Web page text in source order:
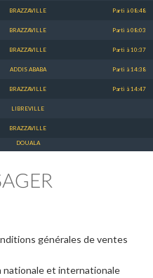
BRAZZAVILLE Parti à 08:48
BRAZZAVILLE Parti à 08:03
BRAZZAVILLE Parti à 10:37
ADDIS ABABA Parti à 14:38
BRAZZAVILLE Parti à 14:47
LIBREVILLE
BRAZZAVILLE
DOUALA
générales de ventes
nationale et internationale